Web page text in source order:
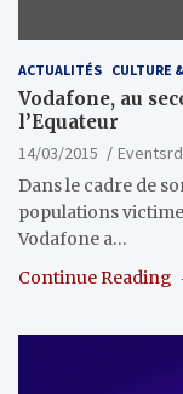
ACTUALITÉS CULTURE
Vodafone, au
l’Equateur
14/03/2015
Dans le cadre de
populations
Vodafone a…
Continue Reading